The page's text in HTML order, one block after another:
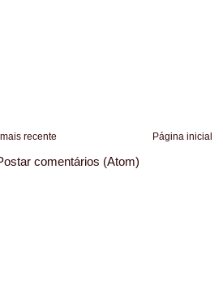
recente Página inicial
comentários (Atom)